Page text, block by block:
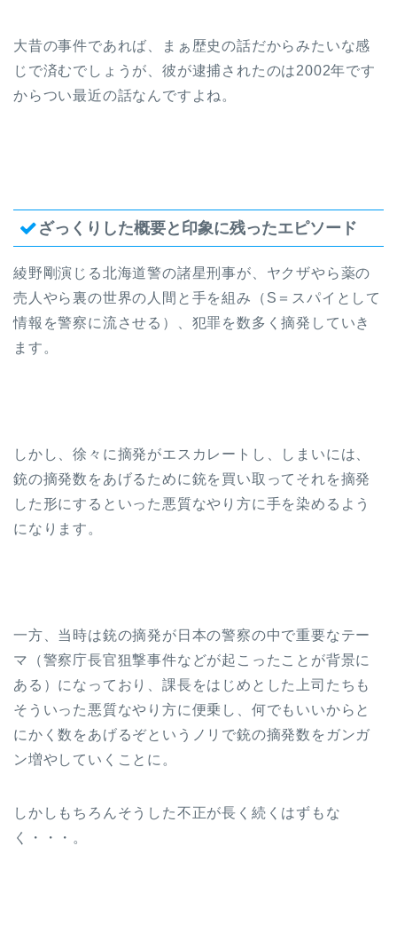
大昔の事件であれば、まぁ歴史の話だからみたいな感
じで済むでしょうが、彼が逮捕されたのは2002年です
からつい最近の話なんですよね。
ざっくりした概要と印象に残ったエピソード
綾野剛演じる北海道警の諸星刑事が、ヤクザやら薬の
売人やら裏の世界の人間と手を組み（S＝スパイとして
情報を警察に流させる）、犯罪を数多く摘発していき
ます。
しかし、徐々に摘発がエスカレートし、しまいには、
銃の摘発数をあげるために銃を買い取ってそれを摘発
した形にするといった悪質なやり方に手を染めるよう
になります。
一方、当時は銃の摘発が日本の警察の中で重要なテー
マ（警察庁長官狙撃事件などが起こったことが背景に
ある）になっており、課長をはじめとした上司たちも
そういった悪質なやり方に便乗し、何でもいいからと
にかく数をあげるぞというノリで銃の摘発数をガンガ
ン増やしていくことに。
しかしもちろんそうした不正が長く続くはずもな
く・・・。